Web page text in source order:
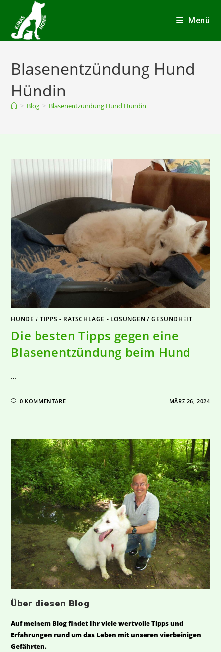
Menü
Blasenentzündung Hund
Hündin
> Blog > Blasenentzündung Hund Hündin
HUNDE /TIPPS - RATSCHLÄGE - LÖSUNGEN /GESUNDHEIT
Die besten Tipps gegen eine
Blasenentzündung beim Hund
…
0 KOMMENTARE MÄRZ 26, 2024
Über diesen Blog
Auf meinem Blog findet Ihr viele wertvolle Tipps und
Erfahrungen rund um das Leben mit unseren vierbeinigen
Gefährten.